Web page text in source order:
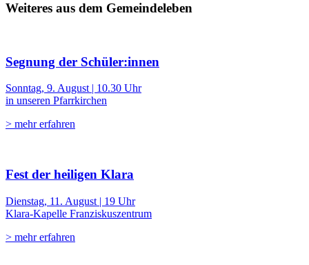
Weiteres aus dem Gemeindeleben
Segnung der Schüler:innen
Sonntag, 9. August | 10.30 Uhr
in unseren Pfarrkirchen
> mehr erfahren
Fest der heiligen Klara
Dienstag, 11. August | 19 Uhr
Klara-Kapelle Franziskuszentrum
> mehr erfahren